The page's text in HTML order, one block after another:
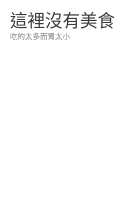
這裡沒有美食
吃的太多而胃太小